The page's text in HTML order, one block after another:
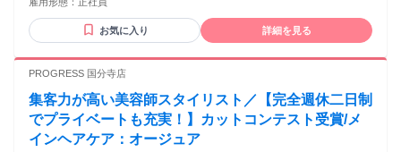
昇格！ 【給与】※昇給後 月給30万円～（一律役職手当2万円
を含む） ※上記には固定残業代（42時間分／65,092円）を含
みます。超過分は別途支給。 【賞与】 年2回（7月、1月） ＊
1回の支給で100万円以上の実績あり！ ＊店舗責任者以上の社
員が対象（平均4ヶ月で昇格）
◎飲食店、アパレル等の店長・副店長・リーダー経験者
◎「将来は独立したい」「経営に近い視点を持ちたい」とい
う向上心をお持ちの方
お気に入り 詳細を見る
PROGRESS 国分寺店
集客力が高い美容師スタイリスト／【完全週休二日制
でプライベートも充実！】カットコンテスト受賞/メ
インヘアケア：オージュア